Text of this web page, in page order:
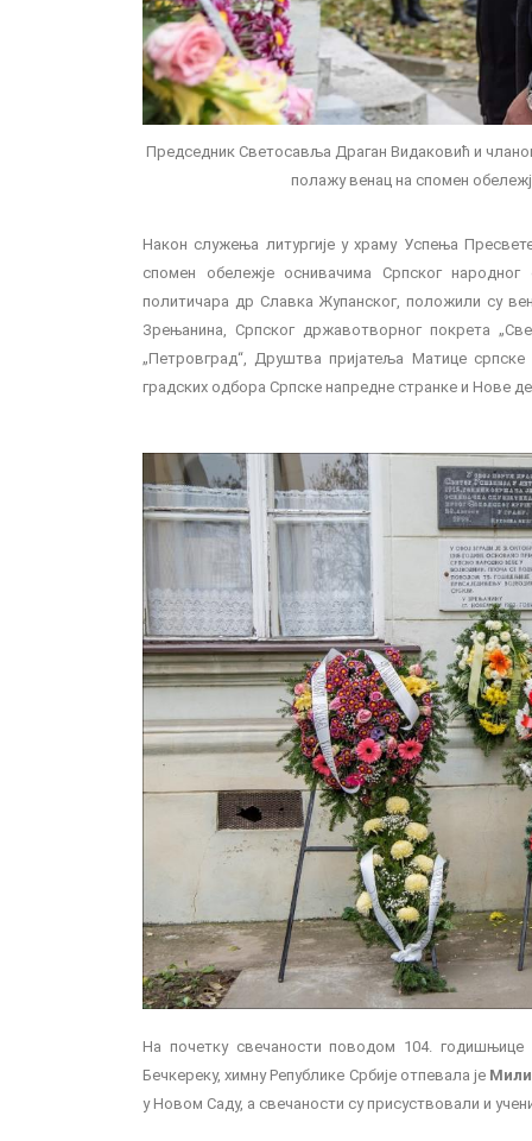
Председник Светосавља Драган Видаковић и
полажу венац на спомен
Након служења литургије у храму Успења
спомен обележје оснивачима Српског
политичара др Славка Жупанског, положили су
Зрењанина, Српског државотворног покрета
„Петровград“, Друштва пријатеља Матице
градских одбора Српске напредне странке и Нове
На почетку свечаности поводом 104.
Бечкереку, химну Републике Србије отпевала је
у Новом Саду, а свечаности су присуствовали и